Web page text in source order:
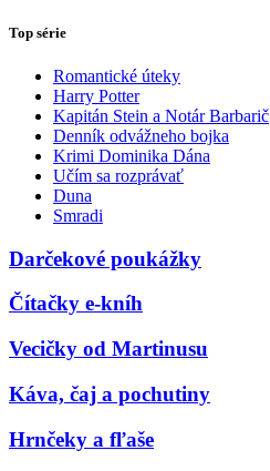
Top série
Romantické úteky
Harry Potter
Kapitán Stein a Notár Barbarič
Denník odvážneho bojka
Krimi Dominika Dána
Učím sa rozprávať
Duna
Smradi
Darčekové poukážky
Čítačky e-kníh
Vecičky od Martinusu
Káva, čaj a pochutiny
Hrnčeky a fľaše